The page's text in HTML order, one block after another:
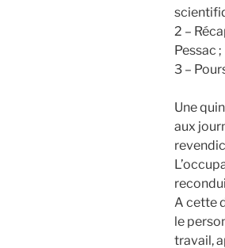
2 –
Pessac ;
3 –
Une
aux
A cette
le
travail,